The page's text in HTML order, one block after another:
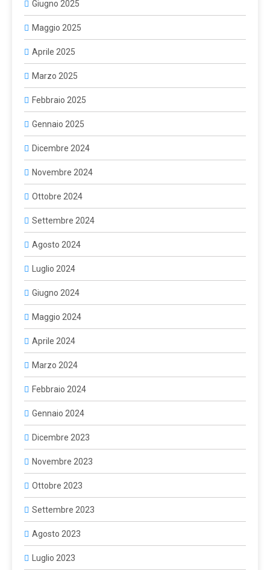
Giugno 2025
Maggio 2025
Aprile 2025
Marzo 2025
Febbraio 2025
Gennaio 2025
Dicembre 2024
Novembre 2024
Ottobre 2024
Settembre 2024
Agosto 2024
Luglio 2024
Giugno 2024
Maggio 2024
Aprile 2024
Marzo 2024
Febbraio 2024
Gennaio 2024
Dicembre 2023
Novembre 2023
Ottobre 2023
Settembre 2023
Agosto 2023
Luglio 2023